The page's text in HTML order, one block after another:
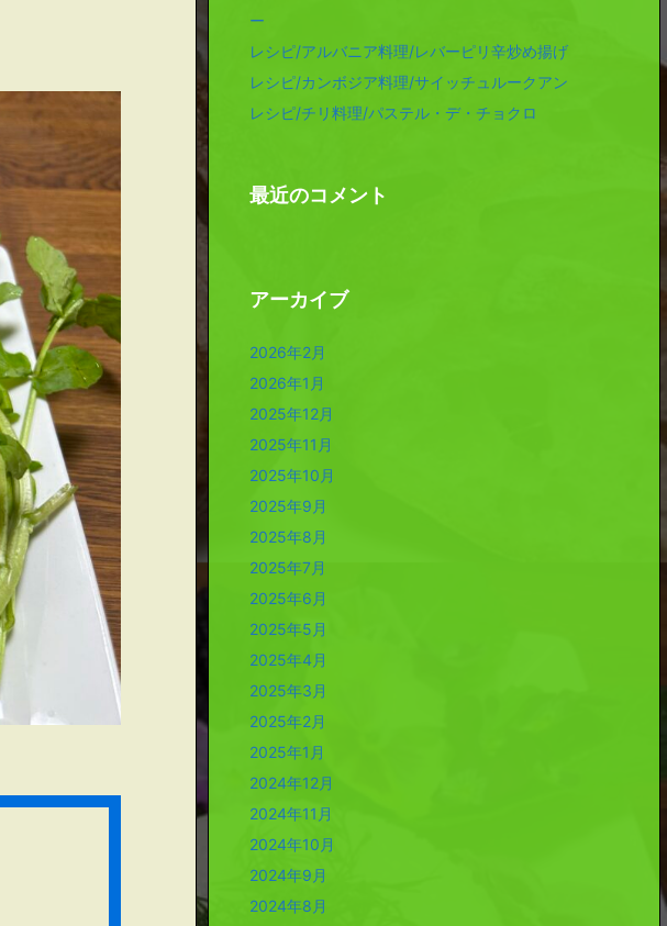
ー
レシピ/アルバニア料理/レバーピリ辛炒め揚げ
レシピ/カンボジア料理/サイッチュルークアン
レシピ/チリ料理/パステル・デ・チョクロ
最近のコメント
アーカイブ
2026年2月
2026年1月
2025年12月
2025年11月
2025年10月
2025年9月
2025年8月
2025年7月
2025年6月
2025年5月
2025年4月
2025年3月
2025年2月
2025年1月
2024年12月
2024年11月
2024年10月
2024年9月
2024年8月